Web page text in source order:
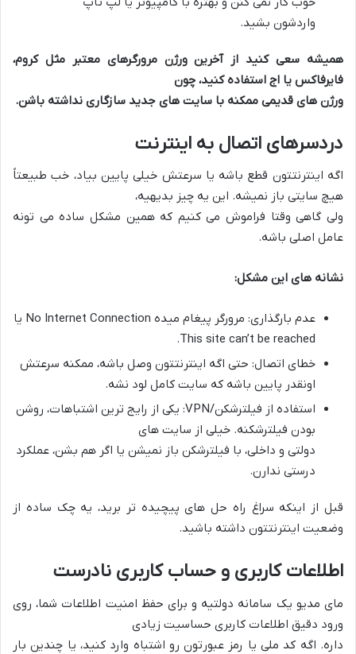
واردشون بشید.
همیشه سعی کنید از آخرین ورژن مرورگرهای معتبر مثل کروم،
فایرفاکس یا اج استفاده کنید، چون
ورژن های قدیمی ممکنه با سایت های جدید سازگاری نداشته باشن.
دردسرهای اتصال به اینترنت
اگه اینترنتتون قطع باشه یا سرعتش خیلی پایین بیاد، خب طبیعتاً
هیچ سایتی باز نمیشه. این یه چیز بدیهیه،
ولی گاهی وقتا فراموش می کنیم که همین مشکل ساده می تونه
عامل اصلی باشه.
نشانه های این مشکل:
عدم بارگذاری: مرورگر پیغام میده No Internet Connection یا
This site can’t be reached.
خطای اتصال: حتی اگه اینترنتتون وصل باشه، ممکنه سرعتش
اونقدر پایین باشه که سایت کامل لود نشه.
استفاده از فیلترشکن/VPN: یکی از رایج ترین اشتباهات، روشن
بودن فیلترشکنه. خیلی از سایت های
دولتی و داخلی، با فیلترشکن باز نمیشن یا اگر هم بشن، عملکرد
درستی ندارن.
قبل از اینکه سراغ راه حل های پیچیده تر برید، یه چک ساده از
وضعیت اینترنتتون داشته باشید.
اطلاعات کاربری و حساب کاربری نادرست
مای مدیو یک سامانه دولتیه و برای حفظ امنیت اطلاعات شما، روی
ورود دقیق اطلاعات کاربری حساسیت زیادی
داره. اگه کد ملی یا رمز عبورتون رو اشتباه وارد کنید، یا چندین بار